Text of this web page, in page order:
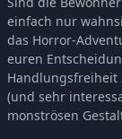
einfach nur
das Horror-
euren
Handlungsfreiheit
(und sehr
monströsen